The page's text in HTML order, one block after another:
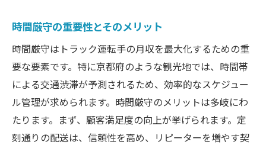
時間厳守の重要性とそのメリット
時間厳守はトラック運転手の月収を最大化するための重
要な要素です。特に京都府のような観光地では、時間帯
による交通渋滞が予測されるため、効率的なスケジュー
ル管理が求められます。時間厳守のメリットは多岐にわ
たります。まず、顧客満足度の向上が挙げられます。定
刻通りの配送は、信頼性を高め、リピーターを増やす契